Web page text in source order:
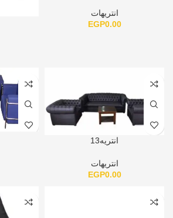
انتريهات
EGP0.00
انتريه13
انتريهات
EGP0.00